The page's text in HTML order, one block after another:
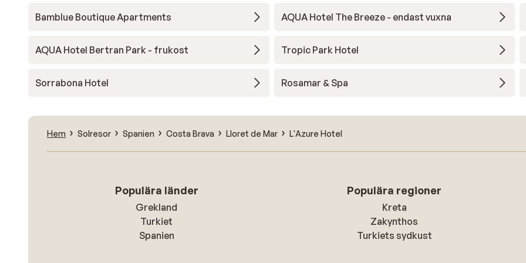
be nice it’s all good. Can be loud at night when the
clubbing brits or Netherlands go and come home,
close to the lifts. Security is really sweet we
hotel, no smoking near the pool, no naked in the
felt like a crab moving around. Lovely views. Can be
loud with honking outside because it’s right
robe. AC is WAYY too much for people who get
affected by AC. It’s boiling hot outside and then you
walk into a very cold hotel it’s not the best and can
sick (like we did because of it and the buffet). But I
Bamblue Boutique Apartments AQUA Hotel The Breeze - endast vuxna
AQUA Hotel Bertran Park - frukost Tropic Park Hotel
Sorrabona Hotel Rosamar & Spa
Hem Solresor Spanien Costa Brava Lloret de Mar L'Azure Hotel
Populära länder
Grekland
Turkiet
Spanien
Populära regioner
Kreta
Zakynthos
Turkiets sydkust